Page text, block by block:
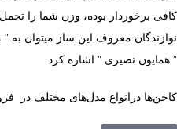
کافی برخوردار بوده، وزن شما را تحمل
نوازندگان معروف این ساز میتوان به ”
” همایون نصیری ” اشاره کرد.
کاخن‌ها درانواع مدل‌های مختلف در